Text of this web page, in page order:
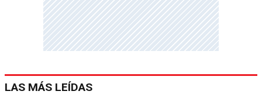
LAS MÁS LEÍDAS